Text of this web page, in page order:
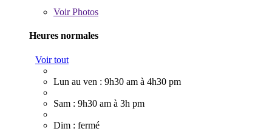
VoirPhotos
Heures normales
Voir tout
Lun au ven : 9h30 am à 4h30 pm
Sam : 9h30 am à 3h pm
Dim : fermé